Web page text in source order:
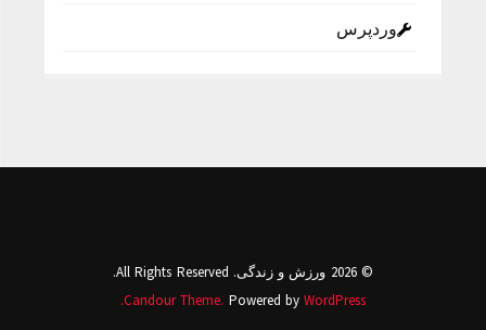
وردپرس
© 2026 ورزش و زندگی. All Rights Reserved.
Candour Theme. Powered byWordPress.